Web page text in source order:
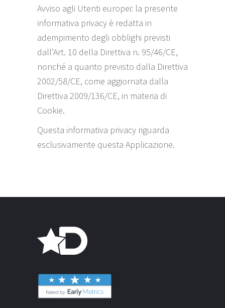
Avviso agli Utenti europei: la presente
informativa privacy è redatta in
adempimento degli obblighi previsti
dall’Art. 10 della Direttiva n. 95/46/CE,
nonché a quanto previsto dalla Direttiva
2002/58/CE, come aggiornata dalla
Direttiva 2009/136/CE, in materia di
Cookie.
Questa informativa privacy riguarda
esclusivamente questa Applicazione.